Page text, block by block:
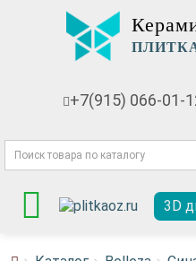
+7(915) 066-01-
3D